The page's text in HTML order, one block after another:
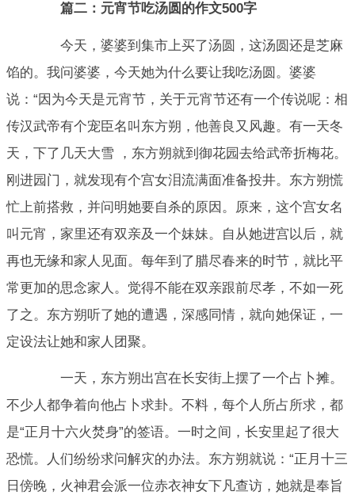
篇二：元宵节吃汤圆的作文500字
今天，婆婆到集市上买了汤圆，这汤圆还是芝麻
馅的。我问婆婆，今天她为什么要让我吃汤圆。婆婆
说：“因为今天是元宵节，关于元宵节还有一个传说呢：相
传汉武帝有个宠臣名叫东方朔，他善良又风趣。有一天冬
天，下了几天大雪 ，东方朔就到御花园去给武帝折梅花。
刚进园门，就发现有个宫女泪流满面准备投井。东方朔慌
忙上前搭救，并问明她要自杀的原因。原来，这个宫女名
叫元宵，家里还有双亲及一个妹妹。自从她进宫以后，就
再也无缘和家人见面。每年到了腊尽春来的时节，就比平
常更加的思念家人。觉得不能在双亲跟前尽孝，不如一死
了之。东方朔听了她的遭遇，深感同情，就向她保证，一
定设法让她和家人团聚。
一天，东方朔出宫在长安街上摆了一个占卜摊。
不少人都争着向他占卜求卦。不料，每个人所占所求，都
是“正月十六火焚身”的签语。一时之间，长安里起了很大
恐慌。人们纷纷求问解灾的办法。东方朔就说：“正月十三
日傍晚，火神君会派一位赤衣神女下凡查访，她就是奉旨